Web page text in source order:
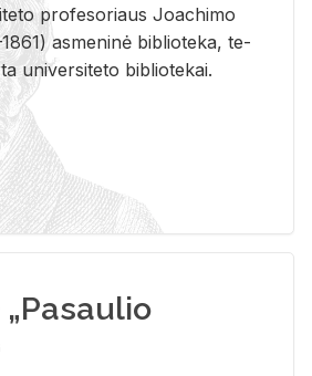
pro­fe­so­riaus Jo­a­chi­mo
as­me­ni­nė bi­b­lio­te­ka, te­
uni­ver­si­te­to bi­b­lio­te­kai.
„Pasaulio